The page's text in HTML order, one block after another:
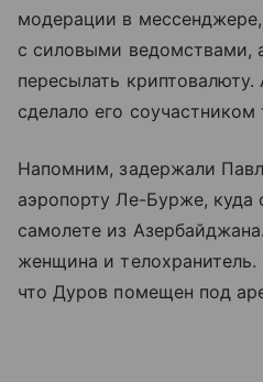
модерации в мессенджере,
с силовыми ведомствами,
пересылать
сделало его
Напомним, задержали
аэропорту Ле-Бурже, куда
самолете из
женщина и
что Дуров помещен под